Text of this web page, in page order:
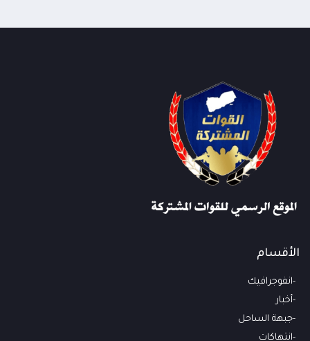
الأقسام
انفوجرافيك
أخبار
جبهة الساحل
انتهاكات